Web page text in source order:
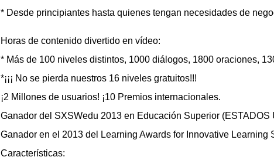
* Desde principiantes hasta quienes tengan necesidades de
Horas de contenido divertido en vídeo:
* Más de 100 niveles distintos, 1000 diálogos, 1800 oraciones,
*¡¡¡ No se pierda nuestros 16 niveles gratuitos!!!
¡2 Millones de usuarios! ¡10 Premios internacionales.
Ganador del SXSWedu 2013 en Educación Superior (ESTADOS
Ganador en el 2013 del Learning Awards for Innovative Learning
Características: